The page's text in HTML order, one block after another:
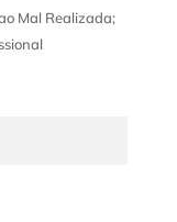
Mal Realizada;